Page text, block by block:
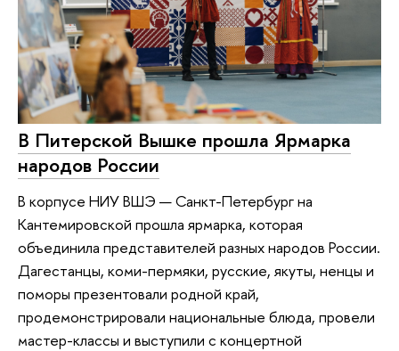
В Питерской Вышке прошла Ярмарка
народов России
В корпусе НИУ ВШЭ — Санкт-Петербург на
Кантемировской прошла ярмарка, которая
объединила представителей разных народов России.
Дагестанцы, коми-пермяки, русские, якуты, ненцы и
поморы презентовали родной край,
продемонстрировали национальные блюда, провели
мастер-классы и выступили с концертной